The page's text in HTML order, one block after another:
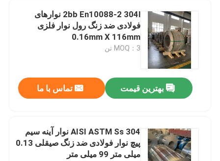
محصولات
فیلم های
درباره ما
کنترل کیفیت
2bb En10088-2 304l نوارهای
فولادی ضد زنگ رول نوار فلزی
0.16mm X 116mm
MOQ：3 تن
بهترین قیمت تماس با ما
AISI ASTM Ss 304 نوار آینه سیم
پیچ نوار فولادی ضد زنگ صیقلی 0.13
میلی متر 99 میلی متر